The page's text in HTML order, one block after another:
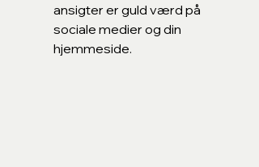
ansigter er guld værd på
sociale medier og din
hjemmeside.